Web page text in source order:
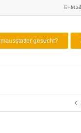
E-Mail
gesucht?